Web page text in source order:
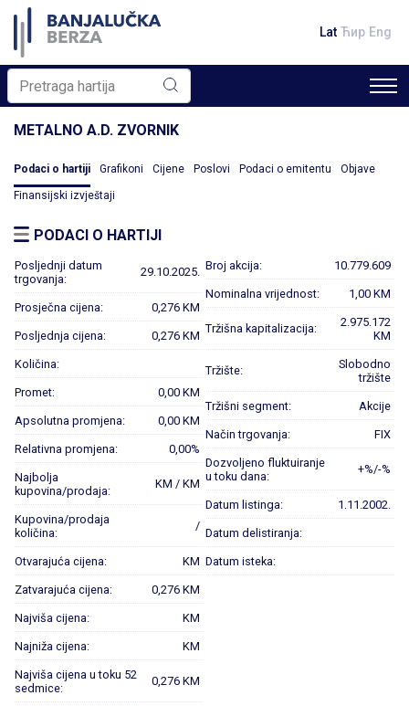
Lat Ћир Eng
METALNO A.D. ZVORNIK
Podaci o hartiji Grafikoni Cijene Poslovi Podaci o emitentu Objave
Finansijski izvještaji
PODACI O HARTIJI
Posljednji datum
trgovanja:
29.10.2025.
Prosječna cijena: 0,276 KM
Posljednja cijena: 0,276 KM
Količina:
Promet: 0,00 KM
Apsolutna promjena: 0,00 KM
Relativna promjena: 0,00%
Najbolja
kupovina/prodaja:
KM / KM
Kupovina/prodaja
količina:
/
Otvarajuća cijena: KM
Zatvarajuća cijena: 0,276 KM
Najviša cijena: KM
Najniža cijena: KM
Najviša cijena u toku 52
sedmice:
0,276 KM
Broj akcija: 10.779.609
Nominalna vrijednost: 1,00 KM
Tržišna kapitalizacija:
2.975.172
KM
Tržište:
Slobodno
tržište
Tržišni segment: Akcije
Način trgovanja: FIX
Dozvoljeno fluktuiranje
u toku dana:
+%/-%
Datum listinga: 1.11.2002.
Datum delistiranja:
Datum isteka: